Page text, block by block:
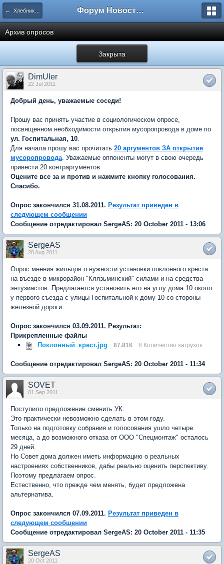
← Хлебниково Форум Новостройки
Архив опросов
Закрыта
DimUler
22 Jul 2011
Добрый день, уважаемые соседи!
Прошу вас принять участие в социологическом опросе,
посвященном необходимости открытия мусоропровода в доме по
ул. Госпитальная, 10.
Для начала прошу вас прочитать 20 аргументов ЗА открытие
мусоропровода. Уважаемые оппоненты могут в свою очередь
привести 20 контраргументов.
Оцените все за и против и нажмите кнопку голосования.
Спасибо.
Опрос закончился 31.08.2011. Результат приведен в
следующем сообщении
Сообщение отредактировал SergeAS: 20 October 2011 - 13:06
SergeAS
28 Aug 2011
Опрос мнения жильцов о нужности установки поклонного креста
на въезде в микрорайон "Клязьминский" силами и на средства
энтузиастов. Предлагается установить его на углу дома 10 около
у первого съезда с улицы Госпитальной к дому 10 со стороны
железной дороги.
Опрос закончился 03.09.2011. Результат:
Прикрепленные файлы
Поклонный_крест.jpg
87.81К 8 Количество загрузок:
Сообщение отредактировал SergeAS: 20 October 2011 - 11:34
SOVET
01 Sep 2011
Поступило предложение сменить УК.
Это практически невозможно сделать в этом году.
Только на подготовку собрания и голосования ушло четыре
месяца, а до возможного отказа от ООО "Спецмонтаж" осталось
29 дней.
Но Совет дома должен иметь информацию о реальных
настроениях собственников, дабы реально оценить перспективу.
Поэтому предлагаем опрос.
Естественно, что прежде чем менять, будет предложена
альтернатива.
Опрос закончился 07.09.2011. Результат приведен в
следующем сообщении
Сообщение отредактировал SergeAS: 20 October 2011 - 11:35
SergeAS
20 Oct 2011